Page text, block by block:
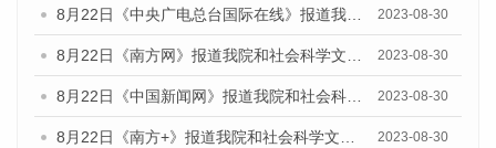
8月22日《中央广电总台国际在线》报道我院和社会科学文献出版社联合发布《广州数字经济发展报告（2023）》蓝皮书的媒体报道 2023-08-30
8月22日《南方网》报道我院和社会科学文献出版社联合发布《广州数字经济发展报告（2023）》蓝皮书的媒体报道 2023-08-30
8月22日《中国新闻网》报道我院和社会科学文献出版社联合发布《广州数字经济发展报告（2023）》蓝皮书的媒体报道 2023-08-30
8月22日《南方+》报道我院和社会科学文献出版社联合发布《广州数字经济发展报告（2023）》蓝皮书的媒体报道 2023-08-30